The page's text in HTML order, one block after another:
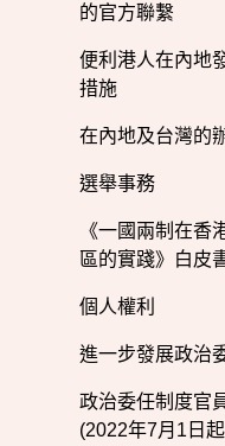
的官方聯繫
便利港人在內地
措施
在內地及台灣的
選舉事務
《一國兩制在香
區的實踐》白皮
個人權利
進一步發展政治
政治委任制度官
(2022年7月1日